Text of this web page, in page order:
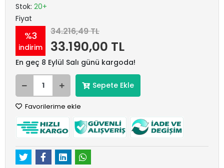
Stok: 20+
Fiyat
%3
indirim
34.216,49 TL
33.190,00 TL
En geç 8 Eylül Salı günü kargoda!
Sepete Ekle
Favorilerime ekle